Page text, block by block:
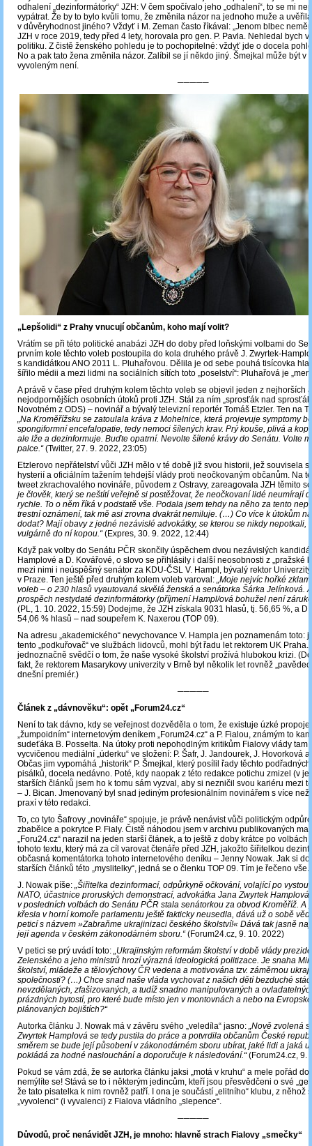
odhalení „dezinformátorky“ JZH: V čem spočívalo jeho „odhalení“, to se mi
vypátrat. Že by to bylo kvůli tomu, že změnila názor na jednoho muže a uvěřila
v důvěryhodnost jiného? Vždyť i M. Zeman často říkával: „Jenom blbec
JZH v roce 2019, tedy před 4 lety, horovala pro gen. P. Pavla. Nehledal bych
politiku. Z čistě ženského pohledu je to pochopitelné: vždyť jde o docela
No a pak tato žena změnila názor. Zalíbil se jí někdo jiný. Šmejkal může být v
vyvoleným není.
─────
„Lepšolidi“ z Prahy vnucují občanům, koho mají volit?
Vrátím se při této politické anabázi JZH do doby před loňskými volbami do
prvním kole těchto voleb postoupila do kola druhého právě J. Zwyrtek-
s kandidátkou ANO 2011 L. Pluhařovou. Dělila je od sebe pouhá tisícovka
šířilo médii a mezi lidmi na sociálních sítích toto „poselství“: Pluhařová je
A právě v čase před druhým kolem těchto voleb se objevil jeden z nejhorších a
nejodpornějších osobních útoků proti JZH. Stál za ním „sprosťák nad
Novotném z ODS) – novinář a bývalý televizní reportér Tomáš Etzler. Ten na
„Na Kroměřížsku se zatoulala kráva z Mohelnice, která projevuje symptomy
spongiformní encefalopatie, tedy nemoci šílených krav. Prý kouše, plivá a
ale lže a dezinformuje. Buďte opatrní. Nevolte šílené krávy do Senátu. Volte
palce.“(Twitter, 27. 9. 2022, 23:05)
Etzlerovo nepřátelství vůči JZH mělo v té době již svou historii, jež souvisela
hysterií a oficiálním tažením tehdejší vlády proti neočkovaným občanům. Na
tweet zkrachovalého novináře, původem z Ostravy, zareagovala JZH těmito
je člověk, který se neštítí veřejně si postěžovat, že neočkovaní lidé neumírají
rychle. To o něm říká v podstatě vše. Podala jsem tehdy na něho za tento
trestní oznámení, tak mě asi zrovna dvakrát nemiluje. (…) Co více k útokům
dodat? Mají obavy z jedné nezávislé advokátky, se kterou se nikdy nepotkali,
vulgárně do ní kopou.“(Expres, 30. 9. 2022, 12:44)
Když pak volby do Senátu PČR skončily úspěchem dvou nezávislých
Hamplové a D. Kovářové, o slovo se přihlásily i další neosobnosti z „pražské
mezi nimi i neúspěšný senátor za KDU-ČSL V. Hampl, bývalý rektor
v Praze. Ten ještě před druhým kolem voleb varoval: „Moje nejvíc hořké
voleb – o 230 hlasů vyautovaná skvělá ženská a senátorka Šárka Jelínková.
prospěch nestydaté dezinformátorky (příjmení Hampl/ová bohužel není
(PL, 1. 10. 2022, 15:59) Dodejme, že JZH získala 9031 hlasů, tj. 56,65 %, a
54,06 % hlasů – nad soupeřem K. Naxerou (TOP 09).
Na adresu „akademického“ nevychovance V. Hampla jen poznamenám toto:
tento „podkuřovač“ ve službách lidovců, mohl být řadu let rektorem UK Praha.
jednoznačně svědčí o tom, že naše vysoké školství prožívá hlubokou krizi.
fakt, že rektorem Masarykovy univerzity v Brně byl několik let rovněž
dnešní premiér.)
─────
Článek z „dávnověku“: opět „Forum24.cz“
Není to tak dávno, kdy se veřejnost dozvěděla o tom, že existuje úzké
„žumpoidním“ internetovým deníkem „Forum24.cz“ a P. Fialou, známým to
sudeťáka B. Posselta. Na útoky proti nepohodlným kritikům Fialovy vlády tam
vycvičenou mediální „úderku“ ve složení: P. Šafr, J. Jandourek, J. Hovorková
Občas jim vypomáhá „historik“ P. Šmejkal, který posílil řady těchto
pisálků, docela nedávno. Poté, kdy naopak z této redakce potichu zmizel (v
starších článků jsem ho k tomu sám vyzval, aby si nezničil svou kariéru mezi
– J. Bican. Jmenovaný byl snad jediným profesionálním novinářem s více než
praxí v této redakci.
To, co tyto Šafrovy „novináře“ spojuje, je právě nenávist vůči politickým
zbabělce a pokrytce P. Fialy. Čistě náhodou jsem v archivu publikovaných
„Foru24.cz“ narazil na jeden starší článek, a to ještě z doby krátce po volbách
tohoto textu, který má za cíl varovat čtenáře před JZH, jakožto šiřitelkou
občasná komentátorka tohoto internetového deníku – Jenny Nowak. Jak si
starších článků této „myslitelky“, jedná se o členku TOP 09. Tím je řečeno vše.
J. Nowak píše: „Šiřitelka dezinformací, odpůrkyně očkování, volající po
NATO, účastnice proruských demonstrací, advokátka Jana Zwyrtek
v posledních volbách do Senátu PČR stala senátorkou za obvod Kroměříž. A
křesla v horní komoře parlamentu ještě fakticky neusedla, dává už o sobě
peticí s názvem »Zabraňme ukrajinizaci českého školství!« Dává tak jasně
její agenda v českém zákonodárném sboru.“(Forum24.cz, 9. 10. 2022)
V petici se prý uvádí toto: „Ukrajinským reformám školství v době vlády
Zelenského a jeho ministrů hrozí výrazná ideologická politizace. Je snaha
školství, mládeže a tělovýchovy ČR vedena a motivována tzv. záměrnou
společnosti? (…) Chce snad naše vláda vychovat z našich dětí bezduché
nevzdělaných, zfašizovaných, a tudíž snadno manipulovaných a
prázdných bytostí, pro které bude místo jen v montovnách a nebo na
plánovaných bojištích?“
Autorka článku J. Nowak má v závěru svého „veledíla“ jasno: „Nově zvolená
Zwyrtek Hamplová se tedy pustila do práce a potvrdila občanům České
směrem se bude její působení v zákonodárném sboru ubírat, jaké lidi a jaká
pokládá za hodné naslouchání a doporučuje k následování.“(Forum24.cz, 9.
Pokud se vám zdá, že se autorka článku jaksi „motá v kruhu“ a mele pořád
nemýlíte se! Stává se to i některým jedincům, kteří jsou přesvědčeni o své
že tato pisatelka k nim rovněž patří. I ona je součástí „elitního“ klubu, z něhož
„vyvolenci“ (i vyvalenci) z Fialova vládního „slepence“.
─────
Důvodů, proč nenávidět JZH, je mnoho: hlavně strach Fialovy „smečky“